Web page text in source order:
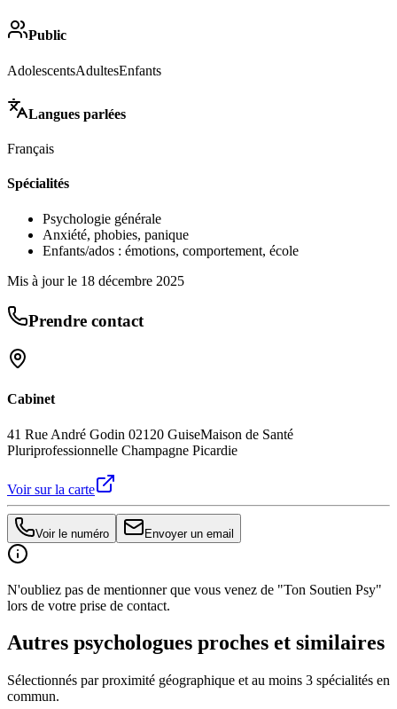
Public
AdolescentsAdultesEnfants
Langues parlées
Français
Spécialités
Psychologie générale
Anxiété, phobies, panique
Enfants/ados : émotions, comportement, école
Mis à jour le 18 décembre 2025
Prendre contact
Cabinet
41 Rue André Godin 02120 GuiseMaison de Santé
Pluriprofessionnelle Champagne Picardie
Voir sur la carte
Voir le numéro Envoyer un email
N'oubliez pas de mentionner que vous venez de "Ton Soutien Psy"
lors de votre prise de contact.
Autres psychologues proches et similaires
Sélectionnés par proximité géographique et au moins 3 spécialités en
commun.